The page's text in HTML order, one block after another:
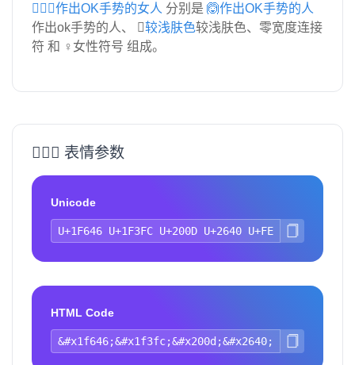
🙆🏼‍♀️作出OK手势的女人 分别是 🙆作出OK手势的人
作出ok手势的人、🏼较浅肤色较浅肤色、零宽度连接
符 和 ♀女性符号 组成。
🙆🏼‍♀️ 表情参数
Unicode
HTML Code